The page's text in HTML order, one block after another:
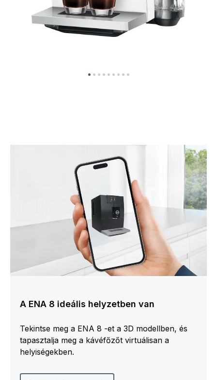
A ENA 8 ideális helyzetben van
Tekintse meg a ENA 8 -et a 3D modellben, és
tapasztalja meg a kávéfőzőt virtuálisan a
helyiségekben.